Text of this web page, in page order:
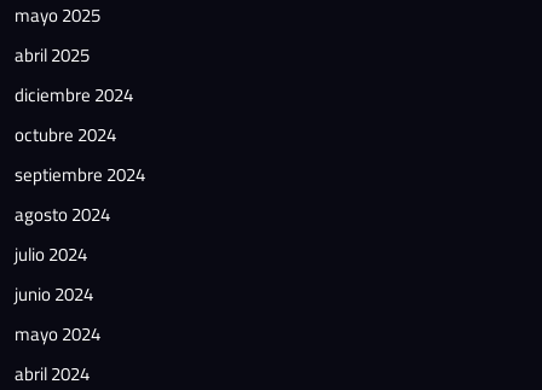
mayo 2025
abril 2025
diciembre 2024
octubre 2024
septiembre 2024
agosto 2024
julio 2024
junio 2024
mayo 2024
abril 2024